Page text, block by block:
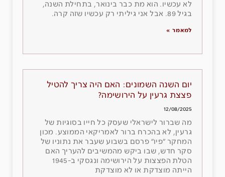
לא עכשיו. הוא מת כבר בינואר, בתחילת השנה,
בגיל 89. אבל אני גיליתי רק עכשיו שזה קרה.
למאמר »
יום השנה השמונים: האם היה צריך להטיל
פצצת גרעין על הירושימה?
12/08/2025
מה שברור לישראלי שעסק כל חייו בסוגיות של
גרעין, לא בהכרח ברור לאמריקאי הממוצע. מכון
המחקר ״פיו״ פרסם בשבוע שעבר את נתוניו של
סקר חדש, שבו ביקש מהמשיבים להעריך האם
הטלת הפצצות על הירושימה ונגסקי ב-1945
הייתה מוצדקת או לא מוצדקת